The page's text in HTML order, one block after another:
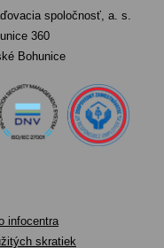
spoločnosť, a. s.
360
Bohunice
infocentra
skratiek